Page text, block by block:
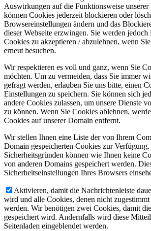
Auswirkungen auf die Funktionsweise unserer
können Cookies jederzeit blockieren oder
Browsereinstellungen ändern und das
dieser Webseite erzwingen. Sie werden
Cookies zu akzeptieren / abzulehnen, wenn
erneut besuchen.
Wir respektieren es voll und ganz, wenn Sie
möchten. Um zu vermeiden, dass Sie immer
gefragt werden, erlauben Sie uns bitte, einen
Einstellungen zu speichern. Sie können sich
andere Cookies zulassen, um unsere Dienste
zu können. Wenn Sie Cookies ablehnen,
Cookies auf unserer Domain entfernt.
Wir stellen Ihnen eine Liste der von Ihrem
Domain gespeicherten Cookies zur
Sicherheitsgründen können wie Ihnen keine
von anderen Domains gespeichert werden.
Sicherheitseinstellungen Ihres Browsers
Aktivieren, damit die Nachrichtenleiste
wird und alle Cookies, denen nicht
werden. Wir benötigen zwei Cookies, damit
gespeichert wird. Andernfalls wird diese
Seitenladen eingeblendet werden.